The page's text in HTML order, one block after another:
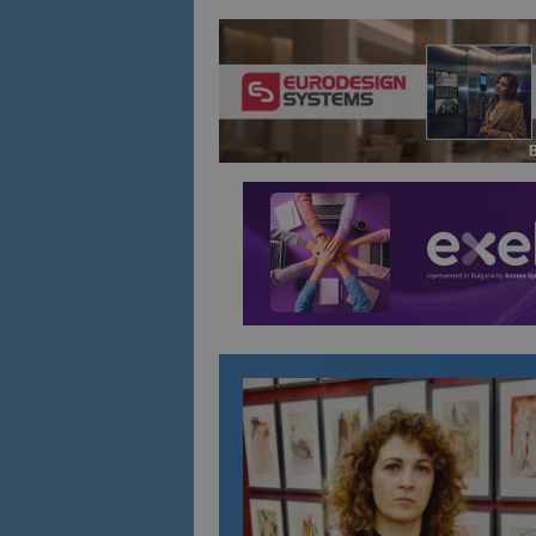
Име
is_visitor_unique
_ga_B09EBBY8PY
_ga
Име
sc_is_visitor_unique